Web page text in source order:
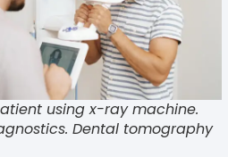
using x-ray machine.
Dental tomography